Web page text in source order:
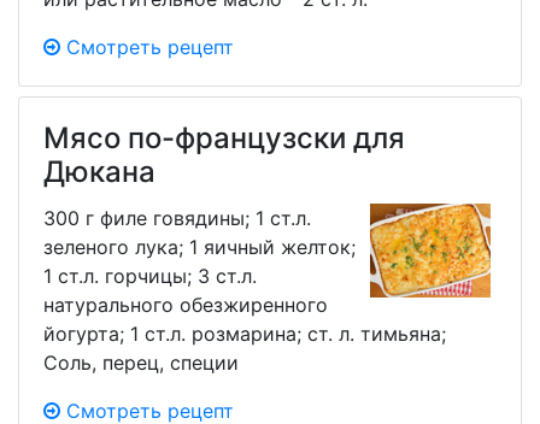
Смотреть рецепт
Мясо по-французски для
Дюкана
300 г филе говядины; 1 ст.л.
зеленого лука; 1 яичный желток;
1 ст.л. горчицы; 3 ст.л.
натурального обезжиренного
йогурта; 1 ст.л. розмарина; ст. л. тимьяна;
Соль, перец, специи
Смотреть рецепт